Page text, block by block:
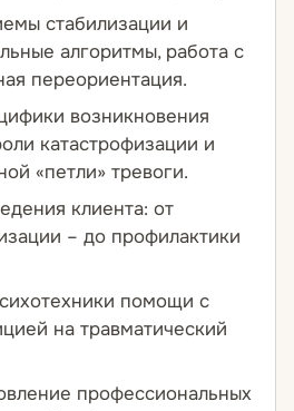
стабилизации и
алгоритмы, работа с
переориентация.
возникновения
катастрофизации и
«петли» тревоги.
клиента: от
– до профилактики
помощи с
на травматический
профессиональных